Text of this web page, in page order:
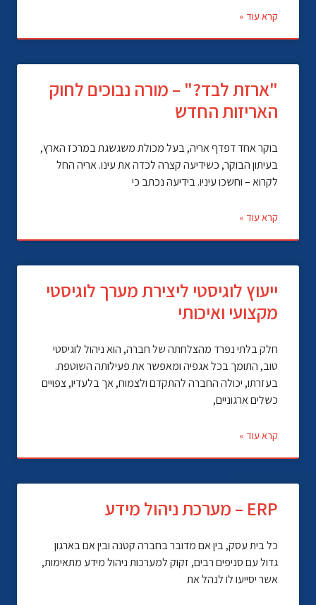
קרא עוד »
"ארזת לבד?" – מורה נבוכים לחוק
האריזות החדש
בוקר אחד דפדף אריה, בעל מכולת משגשגת במרכז הארץ,
בעיתון הבוקר, כשידיעה קצרה לכדה את עינו. אריה החל
לקרוא – וחשכו עיניו. בידיעה נכתב כי
קרא עוד »
ייעוץ לוגיסטי ליצירת מערך לוגיסטי
מקצועי ואיכותי
חלק בלתי נפרד מהצלחתה של חברה, הוא ניהול לוגיסטי
טוב, התומך בכל אגפיה ומאפשר את פעילותה השוטפת.
בעזרתו, יכולה החברה להתקדם ולצמוח, אך בלעדיו, צפויים
כשלים ארגוניים,
קרא עוד »
ERP – מערכת ניהול מידע
כל בית עסק, בין אם מדובר בחברה קטנה ובין אם בארגון
גדול עם סניפים רבים, זקוק למערכות ניהול מידע מתאימות,
אשר יסייעו לו לנהל את